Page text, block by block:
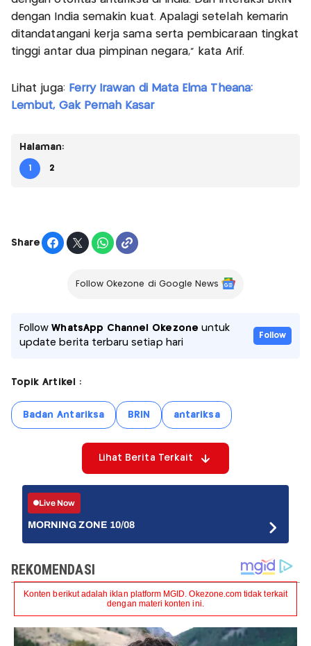
dengan India semakin kuat. Apalagi setelah kemarin
ditandatangani kerja sama serta pembicaraan tingkat
tinggi antar dua pimpinan negara,” kata Arif.
Lihat juga: Ferry Irawan di Mata Elma Theana:
Lembut, Gak Pernah Kasar
Halaman:
1 2
Share
Follow Okezone di Google News
FollowWhatsApp Channel Okezone untuk
update berita terbaru setiap hari
Follow
Topik Artikel :
Badan Antariksa BRIN antariksa
Lihat Berita Terkait
Live Now
MORNING ZONE 10/08